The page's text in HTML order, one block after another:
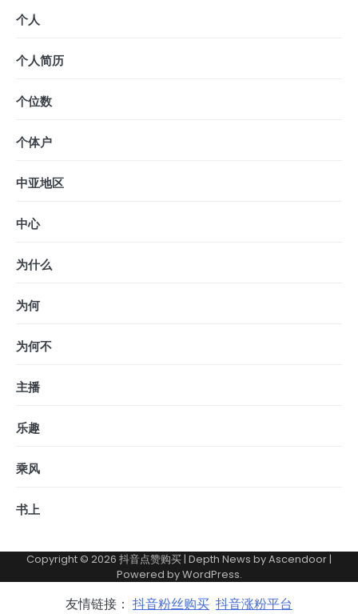
个人
个人简历
个位数
个体户
中亚地区
中心
为什么
为何
为何不
主播
乐趣
乘风
书上
Copyright © 2026 抖音点赞购买| Depth News byAscendoor|
Powered byWordPress.
友情链接： 抖音粉丝购买 抖音涨粉平台